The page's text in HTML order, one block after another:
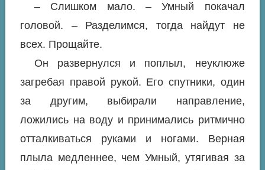
– Слишком мало. – Умный покачал
головой. – Разделимся, тогда найдут не
всех. Прощайте.
Он развернулся и поплыл, неуклюже
загребая правой рукой. Его спутники, один
за другим, выбирали направление,
ложились на воду и принимались ритмично
отталкиваться руками и ногами. Верная
плыла медленнее, чем Умный, утягивая за